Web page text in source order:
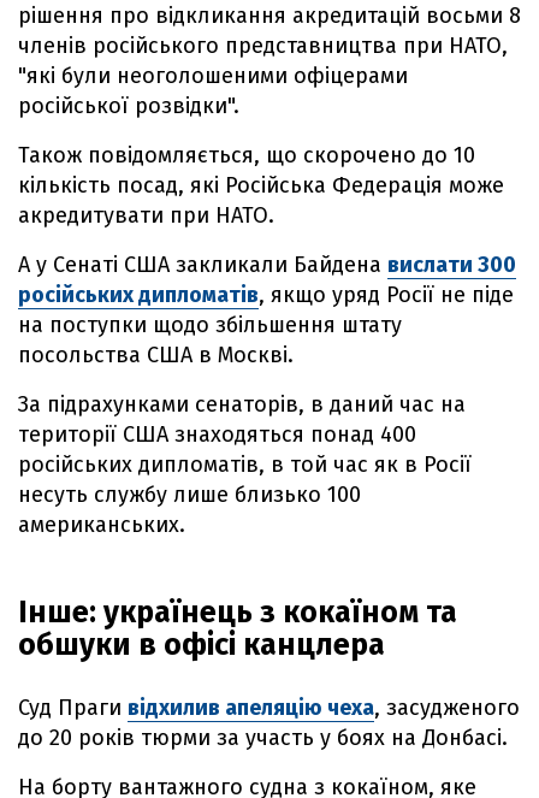
рішення про відкликання акредитацій восьми 8
членів російського представництва при НАТО,
"які були неоголошеними офіцерами
російської розвідки".
Також повідомляється, що скорочено до 10
кількість посад, які Російська Федерація може
акредитувати при НАТО.
А у Сенаті США закликали Байдена вислати 300
російських дипломатів, якщо уряд Росії не піде
на поступки щодо збільшення штату
посольства США в Москві.
За підрахунками сенаторів, в даний час на
території США знаходяться понад 400
російських дипломатів, в той час як в Росії
несуть службу лише близько 100
американських.
Інше: українець з кокаїном та
обшуки в офісі канцлера
Суд Праги відхилив апеляцію чеха, засудженого
до 20 років тюрми за участь у боях на Донбасі.
На борту вантажного судна з кокаїном, яке